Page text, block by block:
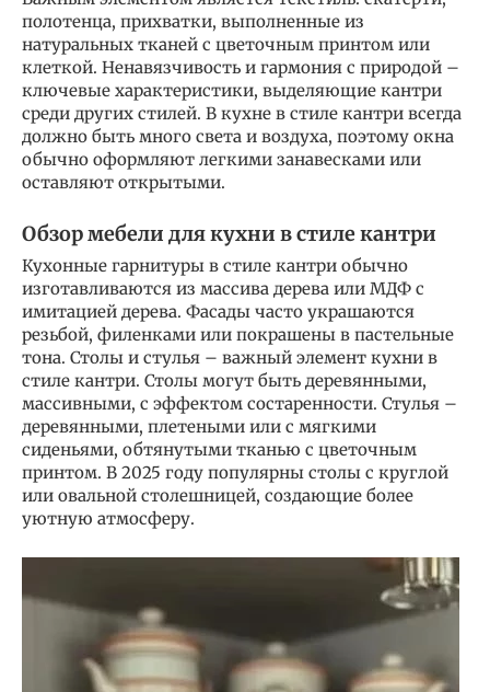
полотенца, прихватки, выполненные из
натуральных тканей с цветочным принтом или
клеткой. Ненавязчивость и гармония с природой –
ключевые характеристики, выделяющие кантри
среди других стилей. В кухне в стиле кантри всегда
должно быть много света и воздуха, поэтому окна
обычно оформляют легкими занавесками или
оставляют открытыми.
Обзор мебели для кухни в стиле кантри
Кухонные гарнитуры в стиле кантри обычно
изготавливаются из массива дерева или МДФ с
имитацией дерева. Фасады часто украшаются
резьбой, филенками или покрашены в пастельные
тона. Столы и стулья – важный элемент кухни в
стиле кантри. Столы могут быть деревянными,
массивными, с эффектом состаренности. Стулья –
деревянными, плетеными или с мягкими
сиденьями, обтянутыми тканью с цветочным
принтом. В 2025 году популярны столы с круглой
или овальной столешницей, создающие более
уютную атмосферу.